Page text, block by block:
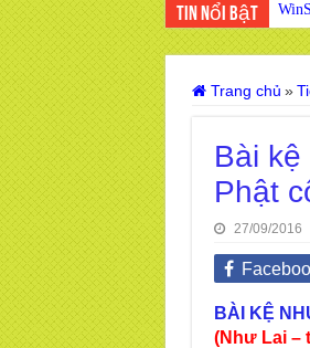
Tin nổi bật
Trang chủ »
Bài
Phật
27/09/2016
BÀI KỆ
(Như Lai –